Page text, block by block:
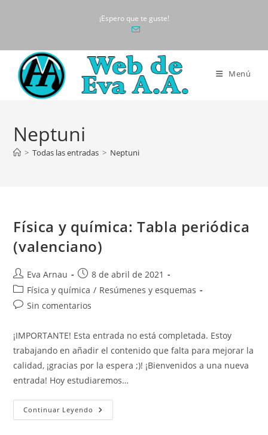
¡Espero que te guste!
Menú
Neptuni
> Todas las entradas > Neptuni
Física y química: Tabla periódica
(valenciano)
Autor
de
la
entrada:
Eva Arnau
Publicación
de
entrada:
8 de abril de 2021
Categoría
de
Física y química / Resúmenes y esquemas
Comentarios
la
entrada:
Sin comentarios
¡IMPORTANTE! Esta entrada no está completada. Estoy
trabajando en añadir el contenido que falta para mejorar la
calidad, ¡gracias por la espera ;)! ¡Bienvenidos a una nueva
entrada! Hoy estudiaremos…
Continuar Leyendo Física
Y